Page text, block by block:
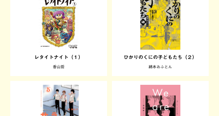
レタイトナイト（１）
香山哲
ひかりのくにの子どもたち（２）
綿本おふとん